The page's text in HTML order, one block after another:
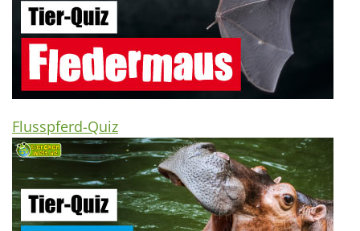
Flusspferd-Quiz